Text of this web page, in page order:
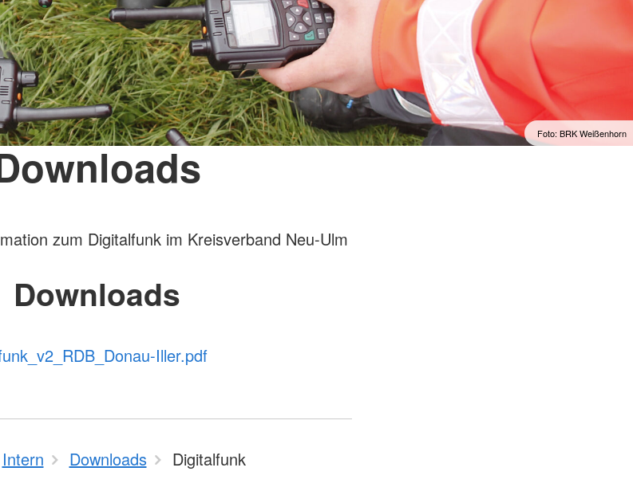
Foto: BRK Weißenhorn
zum Digitalfunk im Kreisverband Neu-Ulm
Downloads
Iller.pdf
Intern Downloads Digitalfunk